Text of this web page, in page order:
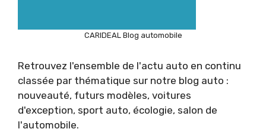
CARIDEAL Blog automobile
Retrouvez l'ensemble de l'actu auto en continu
classée par thématique sur notre blog auto :
nouveauté, futurs modèles, voitures
d'exception, sport auto, écologie, salon de
l'automobile.